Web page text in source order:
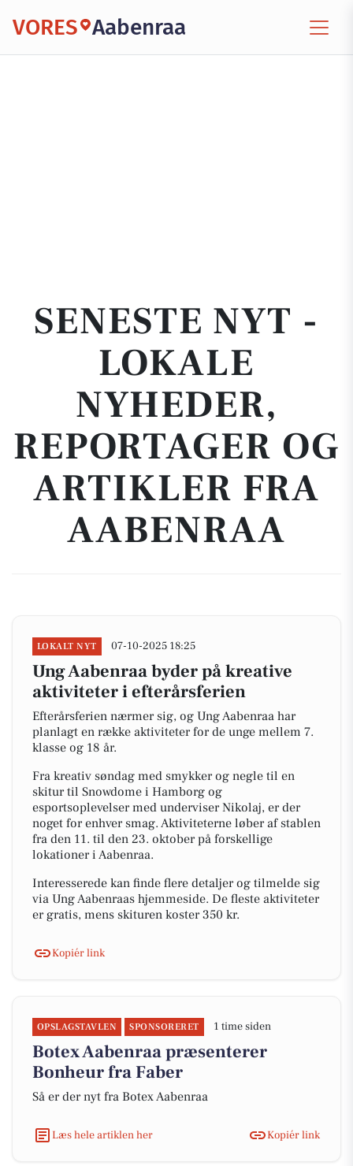
VORES Aabenraa
SENESTE NYT -
LOKALE
NYHEDER,
REPORTAGER OG
ARTIKLER FRA
AABENRAA
LOKALT NYT 07-10-2025 18:25
Ung Aabenraa byder på kreative
aktiviteter i efterårsferien
Efterårsferien nærmer sig, og Ung Aabenraa har
planlagt en række aktiviteter for de unge mellem 7.
klasse og 18 år.
Fra kreativ søndag med smykker og negle til en
skitur til Snowdome i Hamborg og
esportsoplevelser med underviser Nikolaj, er der
noget for enhver smag. Aktiviteterne løber af stablen
fra den 11. til den 23. oktober på forskellige
lokationer i Aabenraa.
Interesserede kan finde flere detaljer og tilmelde sig
via Ung Aabenraas hjemmeside. De fleste aktiviteter
er gratis, mens skituren koster 350 kr.
Kopiér link
OPSLAGSTAVLEN SPONSORERET 1 time siden
Botex Aabenraa præsenterer
Bonheur fra Faber
Så er der nyt fra Botex Aabenraa
Læs hele artiklen her Kopiér link